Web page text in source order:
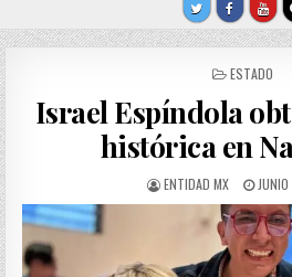
POSTED
ESTADO
Israel Espíndola
histórica en
AUTHOR:
ENTIDAD MX
DATE: